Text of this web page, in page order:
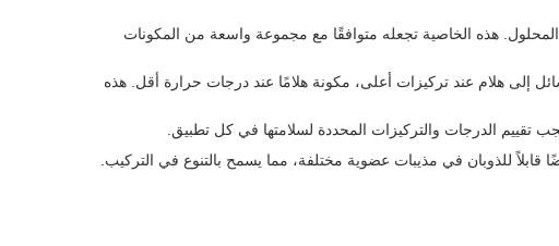
المحلول. هذه الخاصية تجعله متوافقًا مع مجموعة واسعة من المكونات
للحرارة. يمكن أن تخضع لانتقال من سائل إلى هلام عند تركيزات أعلى، مكونة هلامًا عند درجات حرارة أقل. هذه
تقييم الدرجات والتركيزات المحددة لسلامتها في كل تطبيق.
للذوبان في مذيبات عضوية مختلفة، مما يسمح بالتنوع في التركيب.